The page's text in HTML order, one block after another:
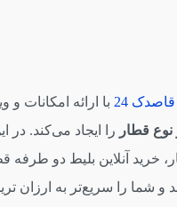
قاصدک 24
با ارائه امکانات
قطار را ایجاد می‌کند.
آنلاین بلیط دو
شما را سریع‌تر به ارزان